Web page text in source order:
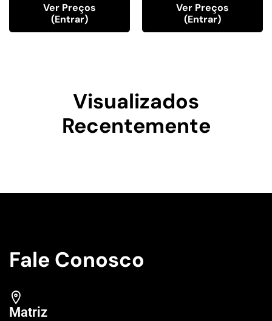
Ver Preços
(entrar)
Ver Preços
(entrar)
Visualizados
Recentemente
Fale Conosco
Matriz